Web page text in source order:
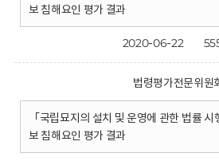
보 침해요인 평가 결과
2020-06-22
법령평가전문위원
「국립묘지의 설치 및 운영에 관한 법률
보 침해요인 평가 결과